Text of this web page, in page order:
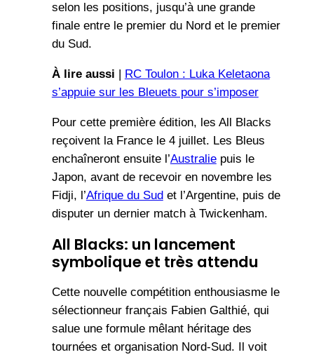
selon les positions, jusqu’à une grande
finale entre le premier du Nord et le premier
du Sud.
À lire aussi | RC Toulon : Luka Keletaona
s’appuie sur les Bleuets pour s’imposer
Pour cette première édition, les All Blacks
reçoivent la France le 4 juillet. Les Bleus
enchaîneront ensuite l’Australiepuis le
Japon, avant de recevoir en novembre les
Fidji, l’Afrique du Sudet l’Argentine, puis de
disputer un dernier match à Twickenham.
All Blacks: un lancement
symbolique et très attendu
Cette nouvelle compétition enthousiasme le
sélectionneur français Fabien Galthié, qui
salue une formule mêlant héritage des
tournées et organisation Nord-Sud. Il voit